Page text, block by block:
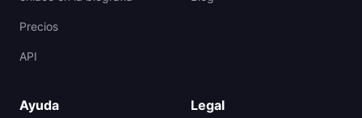
Precios
API
Ayuda Legal